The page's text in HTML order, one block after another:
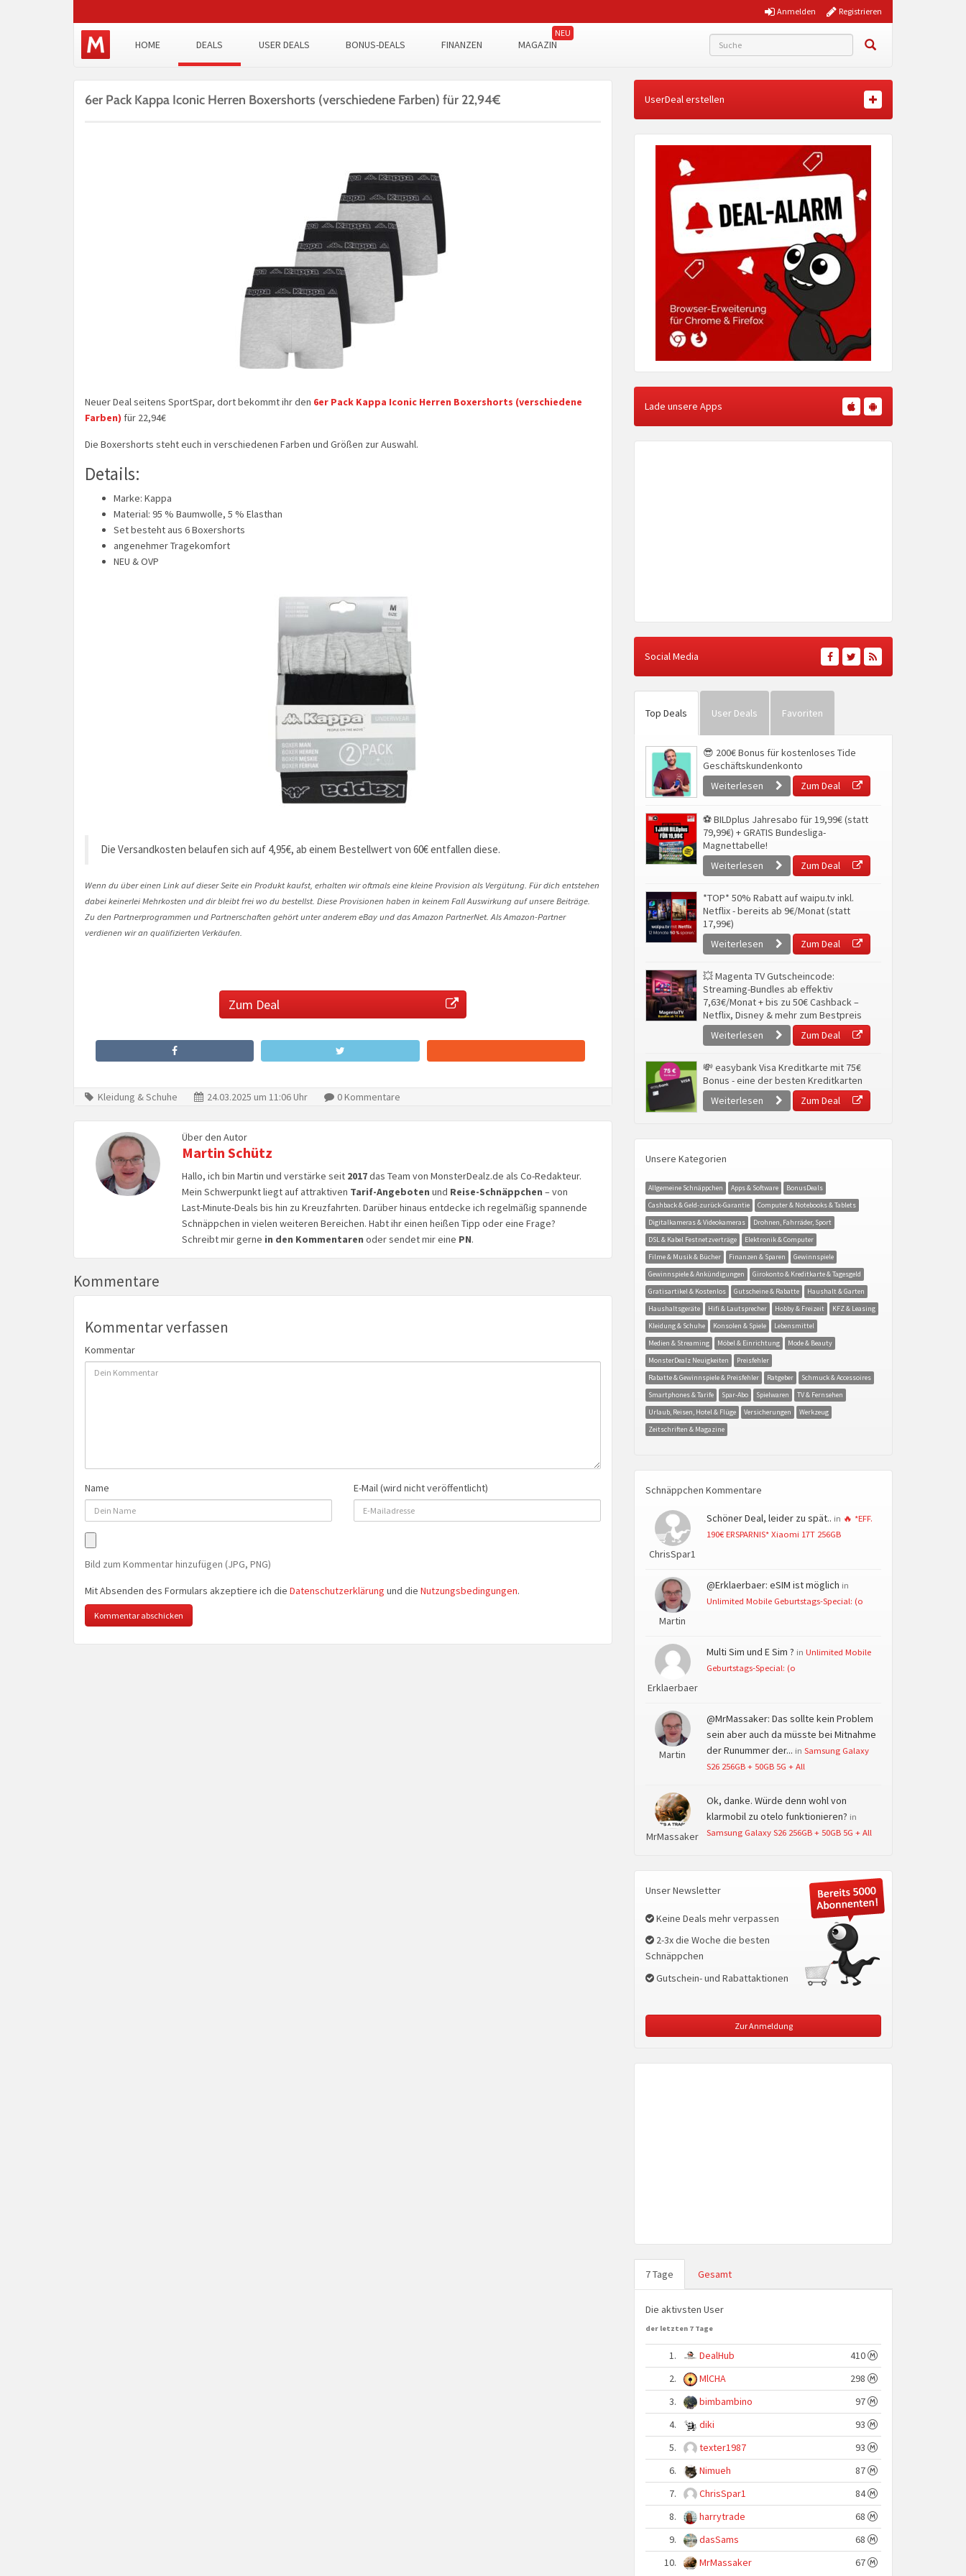
Registrieren
Anmelden
HOME DEALS USER DEALS BONUS-DEALS FINANZEN MAGAZIN
6er Pack Kappa Iconic Herren Boxershorts (verschiedene Farben) für 22,94€
Neuer Deal seitens SportSpar, dort bekommt ihr den 6er Pack Kappa Iconic Herren Boxershorts (verschiedene
Farben) für 22,94€
Die Boxershorts steht euch in verschiedenen Farben und Größen zur Auswahl.
Details:
Marke: Kappa
Material: 95 % Baumwolle, 5 % Elasthan
Set besteht aus 6 Boxershorts
angenehmer Tragekomfort
NEU & OVP
Die Versandkosten belaufen sich auf 4,95€, ab einem Bestellwert von 60€ entfallen diese.
Wenn du über einen Link auf dieser Seite ein Produkt kaufst, erhalten wir oftmals eine kleine Provision als Vergütung. Für dich entstehen
dabei keinerlei Mehrkosten und dir bleibt frei wo du bestellst. Diese Provisionen haben in keinem Fall Auswirkung auf unsere Beiträge.
Zu den Partnerprogrammen und Partnerschaften gehört unter anderem eBay und das Amazon PartnerNet. Als Amazon-Partner
verdienen wir an qualifizierten Verkäufen.
Zum Deal
Kleidung & Schuhe 24.03.2025 um 11:06 Uhr 0 Kommentare
Über den Autor
Martin Schütz
Hallo, ich bin Martin und verstärke seit 2017das Team von MonsterDealz.de als Co-Redakteur.
Mein Schwerpunkt liegt auf attraktiven Tarif-Angeboten und Reise-Schnäppchen – von
Last-Minute-Deals bis hin zu Kreuzfahrten. Darüber hinaus entdecke ich regelmäßig spannende
Schnäppchen in vielen weiteren Bereichen. Habt ihr einen heißen Tipp oder eine Frage?
Schreibt mir gerne in den Kommentaren oder sendet mir eine PN.
Kommentare
Kommentar verfassen
Kommentar
Name E-Mail (wird nicht veröffentlicht)
Bild zum Kommentar hinzufügen (JPG, PNG)
Mit Absenden des Formulars akzeptiere ich die Datenschutzerklärung und die Nutzungsbedingungen.
UserDeal erstellen
Lade unsere Apps
Social Media
Top Deals User Deals Favoriten
😎 200€ Bonus für kostenloses Tide
Geschäftskundenkonto
Weiterlesen
Zum Deal
⚽ BILDplus Jahresabo für 19,99€ (statt
79,99€) + GRATIS Bundesliga-
Magnettabelle!
Weiterlesen
Zum Deal
*TOP* 50% Rabatt auf waipu.tv inkl.
Netflix - bereits ab 9€/Monat (statt
17,99€)
Weiterlesen
Zum Deal
💥 Magenta TV Gutscheincode:
Streaming-Bundles ab effektiv
7,63€/Monat + bis zu 50€ Cashback –
Netflix, Disney & mehr zum Bestpreis
Weiterlesen
Zum Deal
💸 easybank Visa Kreditkarte mit 75€
Bonus - eine der besten Kreditkarten
Weiterlesen
Zum Deal
Unsere Kategorien
Allgemeine Schnäppchen Apps & Software
BonusDeals
Cashback & Geld-zurück-Garantie
Computer & Notebooks & Tablets
Digitalkameras & Videokameras
Drohnen, Fahrräder, Sport
DSL & Kabel Festnetzverträge
Elektronik & Computer
Filme & Musik & Bücher
Finanzen & Sparen
Gewinnspiele
Gewinnspiele & Ankündigungen
Girokonto & Kreditkarte & Tagesgeld
Gratisartikel & Kostenlos
Gutscheine & Rabatte
Haushalt & Garten
Haushaltsgeräte
Hifi & Lautsprecher Hobby & Freizeit
KFZ & Leasing
Kleidung & Schuhe
Konsolen & Spiele
Lebensmittel
Medien & Streaming
Möbel & Einrichtung
Mode & Beauty
MonsterDealz Neuigkeiten
Preisfehler
Rabatte & Gewinnspiele & Preisfehler
Ratgeber
Schmuck & Accessoires
Smartphones & Tarife
Spar-Abo Spielwaren
TV & Fernsehen
Urlaub, Reisen, Hotel & Flüge
Versicherungen
Werkzeug
Zeitschriften & Magazine
Schnäppchen Kommentare
ChrisSpar1
Schöner Deal, leider zu spät.. in 🔥 *EFF.
190€ ERSPARNIS* Xiaomi 17T 256GB
Martin
@Erklaerbaer: eSIM ist möglich in
Unlimited Mobile Geburtstags-Special: (o
Erklaerbaer
Multi Sim und E Sim ? in Unlimited Mobile
Geburtstags-Special: (o
Martin
@MrMassaker: Das sollte kein Problem
sein aber auch da müsste bei Mitnahme
der Runummer der... in Samsung Galaxy
S26 256GB + 50GB 5G + All
MrMassaker
Ok, danke. Würde denn wohl von
klarmobil zu otelo funktionieren? in
Samsung Galaxy S26 256GB + 50GB 5G + All
Unser Newsletter
Keine Deals mehr verpassen
2-3x die Woche die besten
Schnäppchen
Gutschein- und Rabattaktionen
Zur Anmeldung
7 Tage Gesamt
Die aktivsten User
der letzten 7 Tage
1. DealHub
410
2.
MlCHA
298
3.
bimbambino
97
4.
diki
93
5.
texter1987
93
6.
Nimueh
87
7.
ChrisSpar1
84
8.
harrytrade
68
9.
dasSams
68
10.
MrMassaker 67